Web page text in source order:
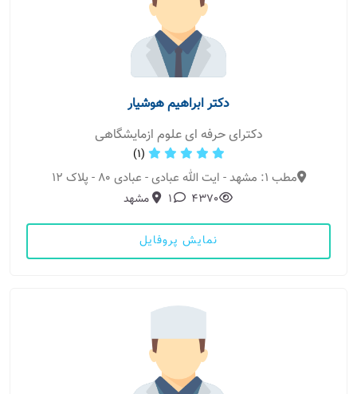
دکتر ابراهیم هوشیار
دکترای حرفه ای علوم ازمایشگاهی
(1)
مطب 1: مشهد - ایت الله عبادی - عبادی 80 - پلاک 12
4370
1 مشهد
نمایش پروفایل